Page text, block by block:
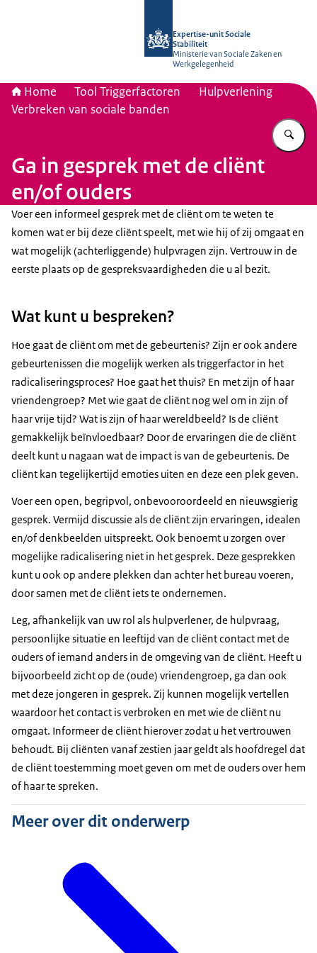
Expertise-unit Sociale
Stabiliteit
Ministerie van Sociale Zaken en
Werkgelegenheid
Home Tool Triggerfactoren
Hulpverlening
Verbreken van sociale banden
Ga in gesprek met de cliënt
en/of ouders
Voer een informeel gesprek met de cliënt om te weten te
komen wat er bij deze cliënt speelt, met wie hij of zij omgaat en
wat mogelijk (achterliggende) hulpvragen zijn. Vertrouw in de
eerste plaats op de gespreksvaardigheden die u al bezit.
Wat kunt u bespreken?
Hoe gaat de cliënt om met de gebeurtenis? Zijn er ook andere
gebeurtenissen die mogelijk werken als triggerfactor in het
radicaliseringsproces? Hoe gaat het thuis? En met zijn of haar
vriendengroep? Met wie gaat de cliënt nog wel om in zijn of
haar vrije tijd? Wat is zijn of haar wereldbeeld? Is de cliënt
gemakkelijk beïnvloedbaar? Door de ervaringen die de cliënt
deelt kunt u nagaan wat de impact is van de gebeurtenis. De
cliënt kan tegelijkertijd emoties uiten en deze een plek geven.
Voer een open, begripvol, onbevooroordeeld en nieuwsgierig
gesprek. Vermijd discussie als de cliënt zijn ervaringen, idealen
en/of denkbeelden uitspreekt. Ook benoemt u zorgen over
mogelijke radicalisering niet in het gesprek. Deze gesprekken
kunt u ook op andere plekken dan achter het bureau voeren,
door samen met de cliënt iets te ondernemen.
Leg, afhankelijk van uw rol als hulpverlener, de hulpvraag,
persoonlijke situatie en leeftijd van de cliënt contact met de
ouders of iemand anders in de omgeving van de cliënt. Heeft u
bijvoorbeeld zicht op de (oude) vriendengroep, ga dan ook
met deze jongeren in gesprek. Zij kunnen mogelijk vertellen
waardoor het contact is verbroken en met wie de cliënt nu
omgaat. Informeer de cliënt hierover zodat u het vertrouwen
behoudt. Bij cliënten vanaf zestien jaar geldt als hoofdregel dat
de cliënt toestemming moet geven om met de ouders over hem
of haar te spreken.
Meer over dit onderwerp